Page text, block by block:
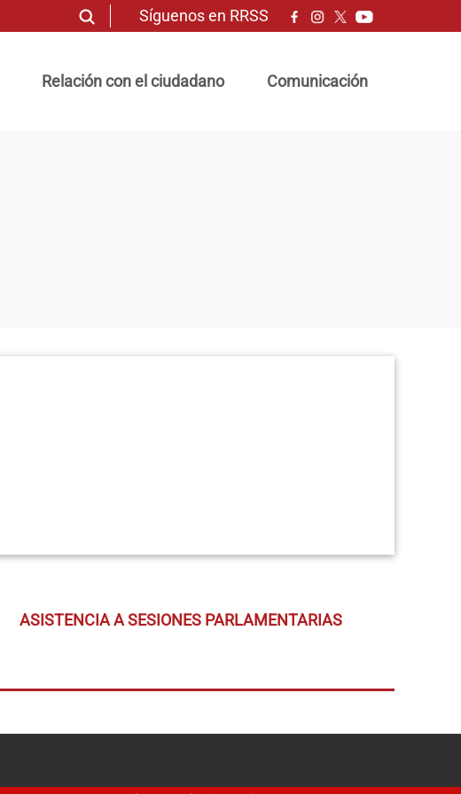
Síguenos en RRSS
Relación con el ciudadano Comunicación
ASISTENCIA A SESIONES PARLAMENTARIAS